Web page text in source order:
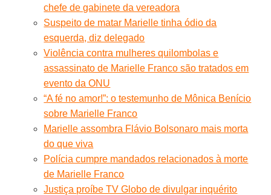
chefe de gabinete da vereadora
Suspeito de matar Marielle tinha ódio da
esquerda, diz delegado
Violência contra mulheres quilombolas e
assassinato de Marielle Franco são tratados em
evento da ONU
“A fé no amor!”: o testemunho de Mônica Benício
sobre Marielle Franco
Marielle assombra Flávio Bolsonaro mais morta
do que viva
Polícia cumpre mandados relacionados à morte
de Marielle Franco
Justiça proíbe TV Globo de divulgar inquérito